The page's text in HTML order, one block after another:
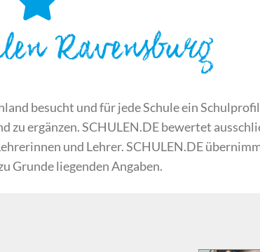
Ravensburg
besucht und für jede Schule ein
ergänzen. SCHULEN.DE bewertet
und Lehrer. SCHULEN.DE
Grunde liegenden Angaben.